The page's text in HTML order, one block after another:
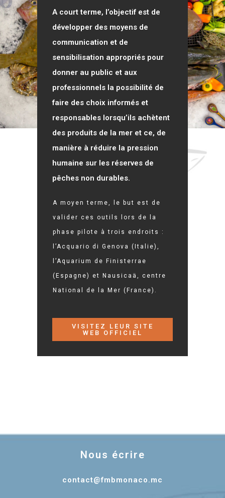
A court terme, l’objectif est de
développer des moyens de
communication et de
sensibilisation appropriés pour
donner au public et aux
professionnels la possibilité de
faire des choix informés et
responsables lorsqu’ils achètent
des produits de la mer et ce, de
manière à réduire la pression
humaine sur les réserves de
pêches non durables.
A moyen terme, le but est de
valider ces outils lors de la
phase pilote à trois endroits :
l’Acquario di Genova (Italie),
l’Aquarium de Finisterrae
(Espagne) et Nausicaä, centre
National de la Mer (France).
VISITEZ LEUR SITE
WEB OFFICIEL
Nous écrire
contact@fmbmonaco.mc